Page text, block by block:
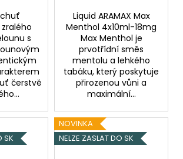
s
čerstvě
Liquid ARAMAX Max
Menthol 4x10ml-18mg
Max Menthol je
prvotřídní směs
mentolu a lehkého
tabáku, který poskytuje
přirozenou vůni a
maximální...
SK
NOVINKA
NELZE ZASLAT DO SK